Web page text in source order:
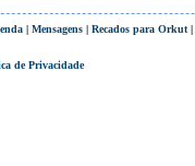
| Mensagens | Recados para Orkut |
de Privacidade